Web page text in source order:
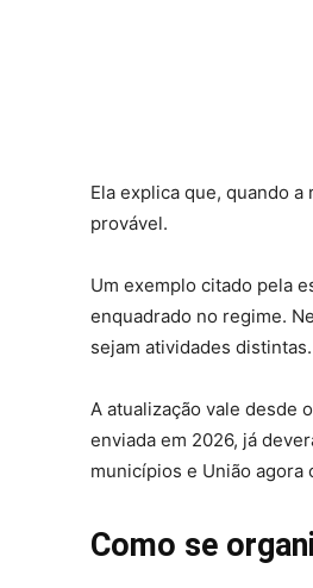
Ela explica que, quando
provável.
Um exemplo citado pela
enquadrado no regime.
sejam atividades distintas.
A atualização vale desde
enviada em 2026, já
municípios e União
Como se